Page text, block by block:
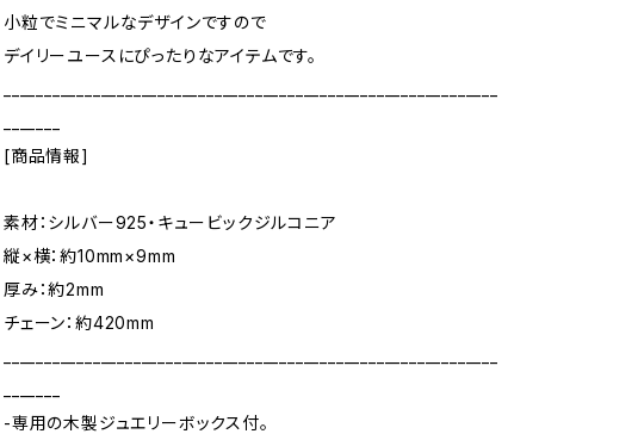
小粒でミニマルなデザインですので
デイリーユースにぴったりなアイテムです。
[商品情報]
素材：シルバー925・キュービックジルコニア
縦×横：約10mm×9mm
厚み：約2mm
チェーン：約420mm
-専用の木製ジュエリーボックス付。